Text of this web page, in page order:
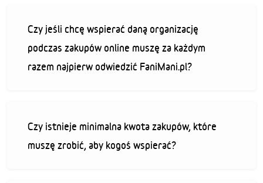
Czy jeśli chcę wspierać daną organizację
podczas zakupów online muszę za każdym
razem najpierw odwiedzić FaniMani.pl?
Czy istnieje minimalna kwota zakupów, które
muszę zrobić, aby kogoś wspierać?